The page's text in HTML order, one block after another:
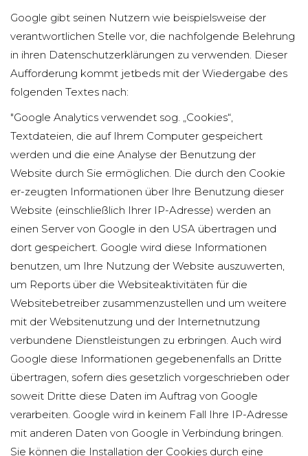
Google gibt seinen Nutzern wie beispielsweise der
verantwortlichen Stelle vor, die nachfolgende Belehrung
in ihren Datenschutzerklärungen zu verwenden. Dieser
Aufforderung kommt jetbeds mit der Wiedergabe des
folgenden Textes nach:
"Google Analytics verwendet sog. „Cookies“,
Textdateien, die auf Ihrem Computer gespeichert
werden und die eine Analyse der Benutzung der
Website durch Sie ermöglichen. Die durch den Cookie
er-zeugten Informationen über Ihre Benutzung dieser
Website (einschließlich Ihrer IP-Adresse) werden an
einen Server von Google in den USA übertragen und
dort gespeichert. Google wird diese Informationen
benutzen, um Ihre Nutzung der Website auszuwerten,
um Reports über die Websiteaktivitäten für die
Websitebetreiber zusammenzustellen und um weitere
mit der Websitenutzung und der Internetnutzung
verbundene Dienstleistungen zu erbringen. Auch wird
Google diese Informationen gegebenenfalls an Dritte
übertragen, sofern dies gesetzlich vorgeschrieben oder
soweit Dritte diese Daten im Auftrag von Google
verarbeiten. Google wird in keinem Fall Ihre IP-Adresse
mit anderen Daten von Google in Verbindung bringen.
Sie können die Installation der Cookies durch eine